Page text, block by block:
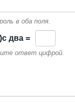
в оба поля.
двa =
ответ цифрой.